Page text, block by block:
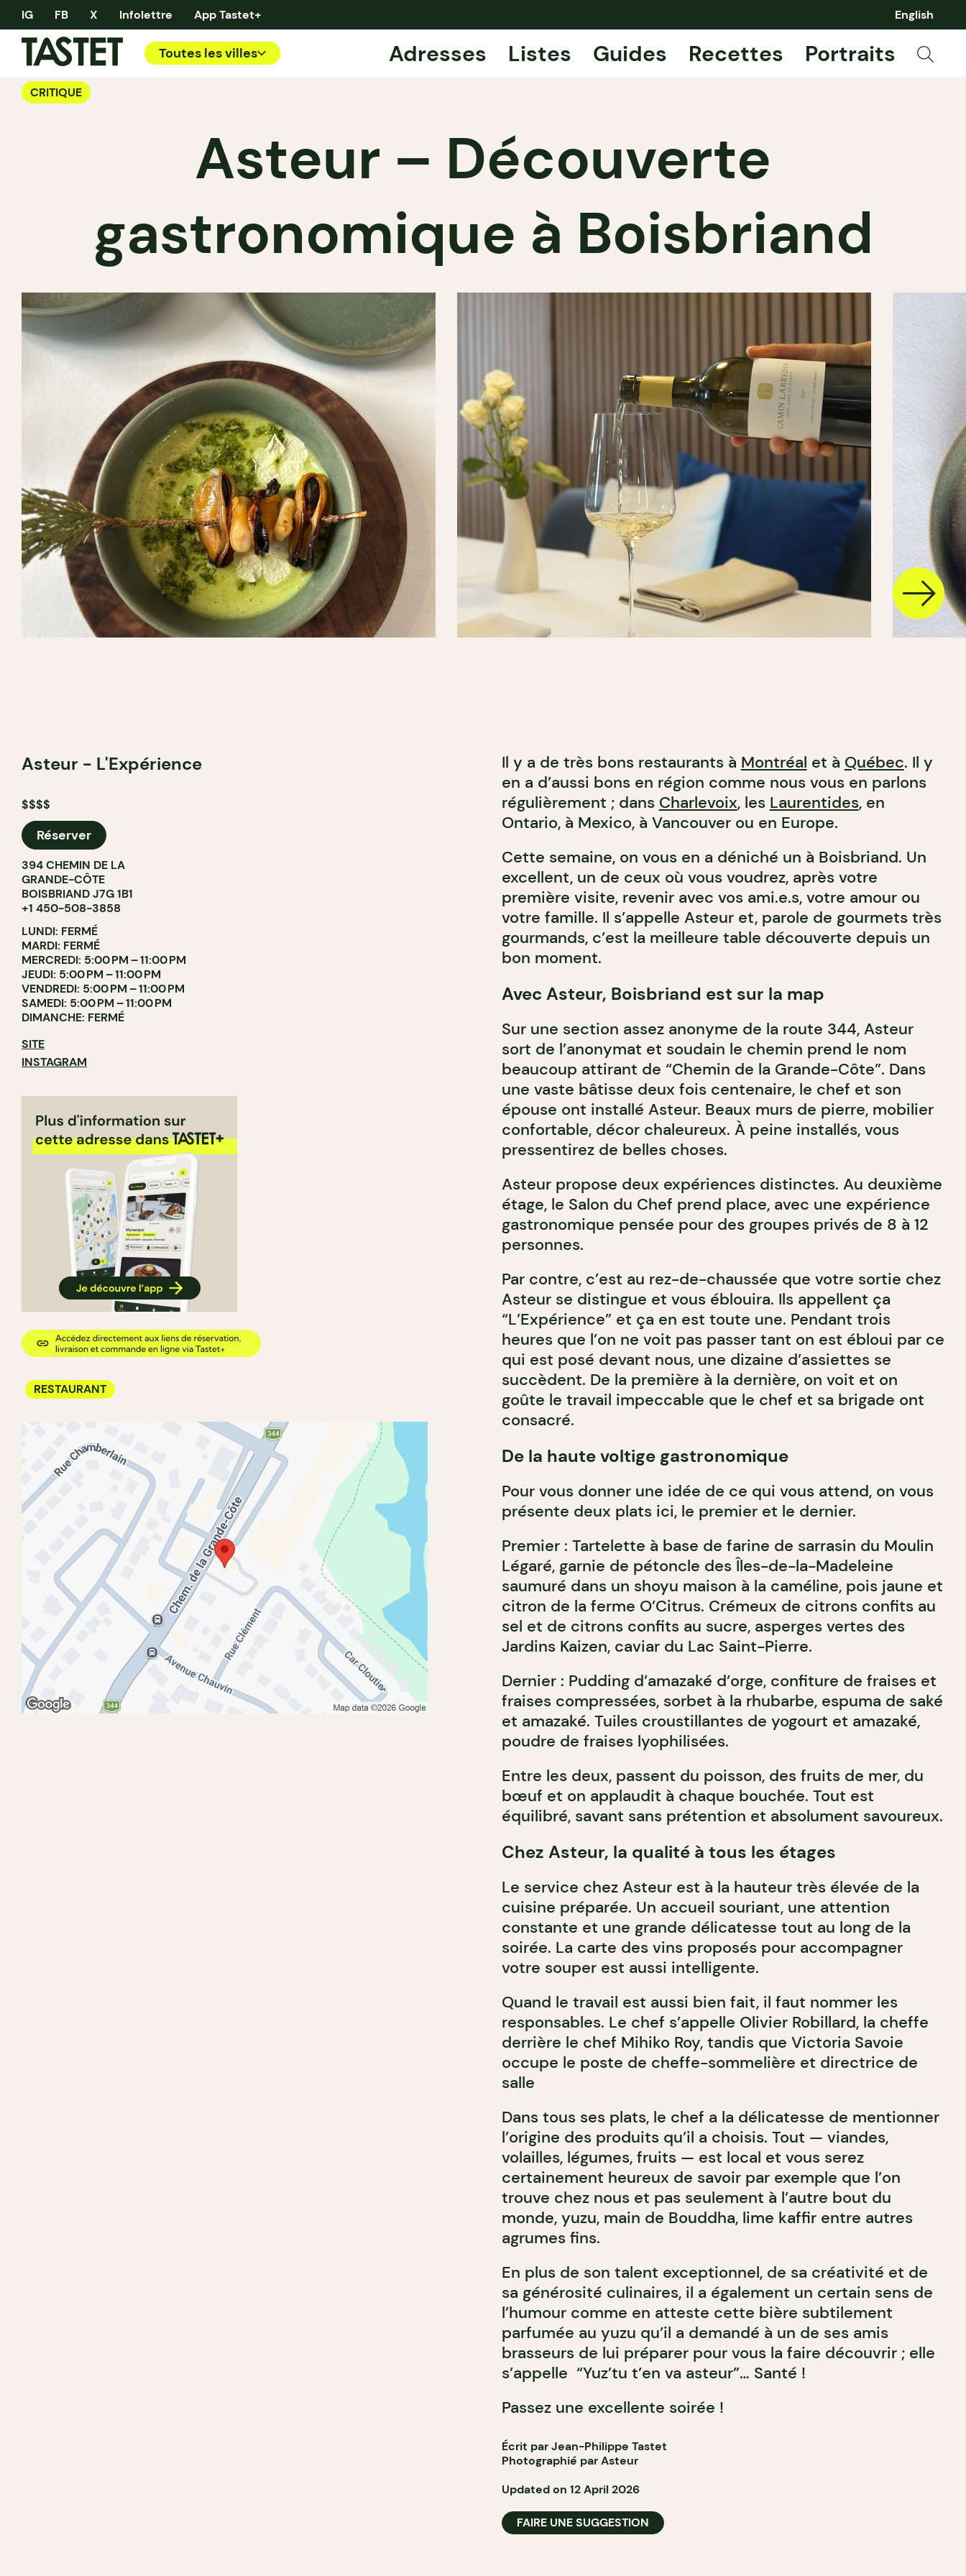
IG FB X Infolettre App Tastet+ English
Toutes les villes Adresses Listes Guides Recettes Portraits
CRITIQUE
Asteur – Découverte
gastronomique à Boisbriand
Asteur - L'Expérience
$$$$
Réserver
394 CHEMIN DE LA
GRANDE-CÔTE
BOISBRIAND J7G 1B1
+1 450-508-3858
LUNDI: FERMÉ
MARDI: FERMÉ
MERCREDI: 5:00 PM – 11:00 PM
JEUDI: 5:00 PM – 11:00 PM
VENDREDI: 5:00 PM – 11:00 PM
SAMEDI: 5:00 PM – 11:00 PM
DIMANCHE: FERMÉ
SITE
INSTAGRAM
RESTAURANT
Il y a de très bons restaurants à Montréal et à Québec. Il y
en a d’aussi bons en région comme nous vous en parlons
régulièrement ; dans Charlevoix, les Laurentides, en
Ontario, à Mexico, à Vancouver ou en Europe.
Cette semaine, on vous en a déniché un à Boisbriand. Un
excellent, un de ceux où vous voudrez, après votre
première visite, revenir avec vos ami.e.s, votre amour ou
votre famille. Il s’appelle Asteur et, parole de gourmets très
gourmands, c’est la meilleure table découverte depuis un
bon moment.
Avec Asteur, Boisbriand est sur la map
Sur une section assez anonyme de la route 344, Asteur
sort de l’anonymat et soudain le chemin prend le nom
beaucoup attirant de “Chemin de la Grande-Côte”. Dans
une vaste bâtisse deux fois centenaire, le chef et son
épouse ont installé Asteur. Beaux murs de pierre, mobilier
confortable, décor chaleureux. À peine installés, vous
pressentirez de belles choses.
Asteur propose deux expériences distinctes. Au deuxième
étage, le Salon du Chef prend place, avec une expérience
gastronomique pensée pour des groupes privés de 8 à 12
personnes.
Par contre, c’est au rez-de-chaussée que votre sortie chez
Asteur se distingue et vous éblouira. Ils appellent ça
“L’Expérience” et ça en est toute une. Pendant trois
heures que l’on ne voit pas passer tant on est ébloui par ce
qui est posé devant nous, une dizaine d’assiettes se
succèdent. De la première à la dernière, on voit et on
goûte le travail impeccable que le chef et sa brigade ont
consacré.
De la haute voltige gastronomique
Pour vous donner une idée de ce qui vous attend, on vous
présente deux plats ici, le premier et le dernier.
Premier : Tartelette à base de farine de sarrasin du Moulin
Légaré, garnie de pétoncle des Îles-de-la-Madeleine
saumuré dans un shoyu maison à la caméline, pois jaune et
citron de la ferme O’Citrus. Crémeux de citrons confits au
sel et de citrons confits au sucre, asperges vertes des
Jardins Kaizen, caviar du Lac Saint-Pierre.
Dernier : Pudding d’amazaké d’orge, confiture de fraises et
fraises compressées, sorbet à la rhubarbe, espuma de saké
et amazaké. Tuiles croustillantes de yogourt et amazaké,
poudre de fraises lyophilisées.
Entre les deux, passent du poisson, des fruits de mer, du
bœuf et on applaudit à chaque bouchée. Tout est
équilibré, savant sans prétention et absolument savoureux.
Chez Asteur, la qualité à tous les étages
Le service chez Asteur est à la hauteur très élevée de la
cuisine préparée. Un accueil souriant, une attention
constante et une grande délicatesse tout au long de la
soirée. La carte des vins proposés pour accompagner
votre souper est aussi intelligente.
Quand le travail est aussi bien fait, il faut nommer les
responsables. Le chef s’appelle Olivier Robillard, la cheffe
derrière le chef Mihiko Roy, tandis que Victoria Savoie
occupe le poste de cheffe-sommelière et directrice de
salle
Dans tous ses plats, le chef a la délicatesse de mentionner
l’origine des produits qu’il a choisis. Tout — viandes,
volailles, légumes, fruits — est local et vous serez
certainement heureux de savoir par exemple que l’on
trouve chez nous et pas seulement à l’autre bout du
monde, yuzu, main de Bouddha, lime kaffir entre autres
agrumes fins.
En plus de son talent exceptionnel, de sa créativité et de
sa générosité culinaires, il a également un certain sens de
l’humour comme en atteste cette bière subtilement
parfumée au yuzu qu’il a demandé à un de ses amis
brasseurs de lui préparer pour vous la faire découvrir ; elle
s’appelle “Yuz’tu t’en va asteur”… Santé !
Passez une excellente soirée !
Écrit par Jean-Philippe Tastet
Photographié par Asteur
Updated on 12 April 2026
FAIRE UNE SUGGESTION